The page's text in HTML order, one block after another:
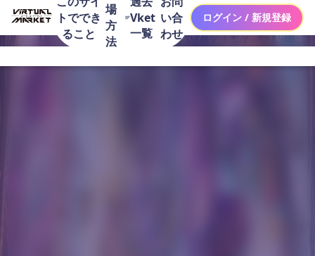
トででき
ること
場
方
法
Vket
一覧
い合
わせ
ログイン / 新規登録